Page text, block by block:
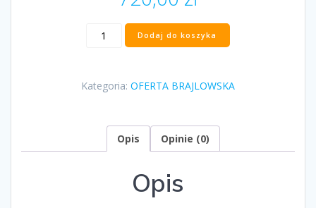
ilość
“Sprawa
Józef
Dodaj do koszyka
Kategoria: OFERTA BRAJLOWSKA
Opis Opinie (0)
Opis